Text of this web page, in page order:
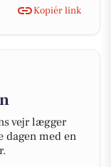
Kopiér link
vejr lægger
med en